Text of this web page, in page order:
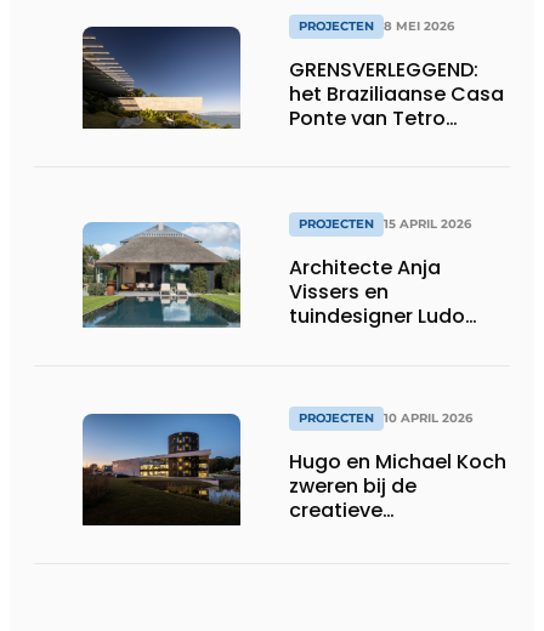
PROJECTEN 8 MEI 2026
GRENSVERLEGGEND:
het Braziliaanse Casa
Ponte van Tetro
PROJECTEN 15 APRIL 2026
Architecte Anja
Vissers en
tuindesigner Ludo
PROJECTEN 10 APRIL 2026
Hugo en Michael Koch
zweren bij de
creatieve